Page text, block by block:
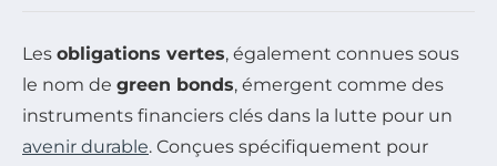
Les obligations vertes, également connues sous
le nom de green bonds, émergent comme des
instruments financiers clés dans la lutte pour un
avenir durable. Conçues spécifiquement pour